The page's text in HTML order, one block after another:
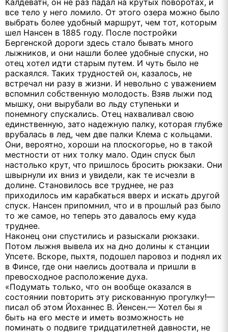
все тело у него ломило. От этого озера можно было
выбрать более удобный маршрут, чем тот, которым
шел Нансен в 1885 году. После постройки
Бергенской дороги здесь стало бывать много
лыжников, и они нашли более удобные спуски, но
отец хотел идти старым путем. И чуть было не
раскаялся. Таких трудностей он, казалось, не
встречал ни разу в жизни. И невольно с уважением
вспомнил собственную молодость. Взяв лыжи под
мышку, они вырубали во льду ступеньки и
понемногу спускались. Отец нахваливал свою
единственную, зато надежную палку, которая глубже
врубалась в лед, чем две палки Клема с кольцами.
Они, вероятно, хороши на плоскогорье, но в такой
местности от них толку мало. Один спуск был
настолько крут, что пришлось бросить рюкзаки. Они
швырнули их вниз и увидели, как те исчезли в
долине. Становилось все труднее, не раз
приходилось им карабкаться вверх и искать другой
спуск. Нансен припомнил, что и в прошлый раз было
то же самое, но теперь это давалось ему куда
труднее.
Наконец они спустились и разыскали рюкзаки.
Потом лыжня вывела их на дно долины к станции
Упсете. Вскоре, пыхтя, подошел паровоз и поднял их
в Финсе, где они наелись доотвала и пришли в
превосходное расположение духа.
«Подумать только, что он вообще оказался в
состоянии повторить эту рискованную прогулку!—
писал об этом Йоханнес В. Йенсен.— Хотел бы я
быть на его месте и иметь возможность не
поминать о подвиге тридцатилетней давности, не